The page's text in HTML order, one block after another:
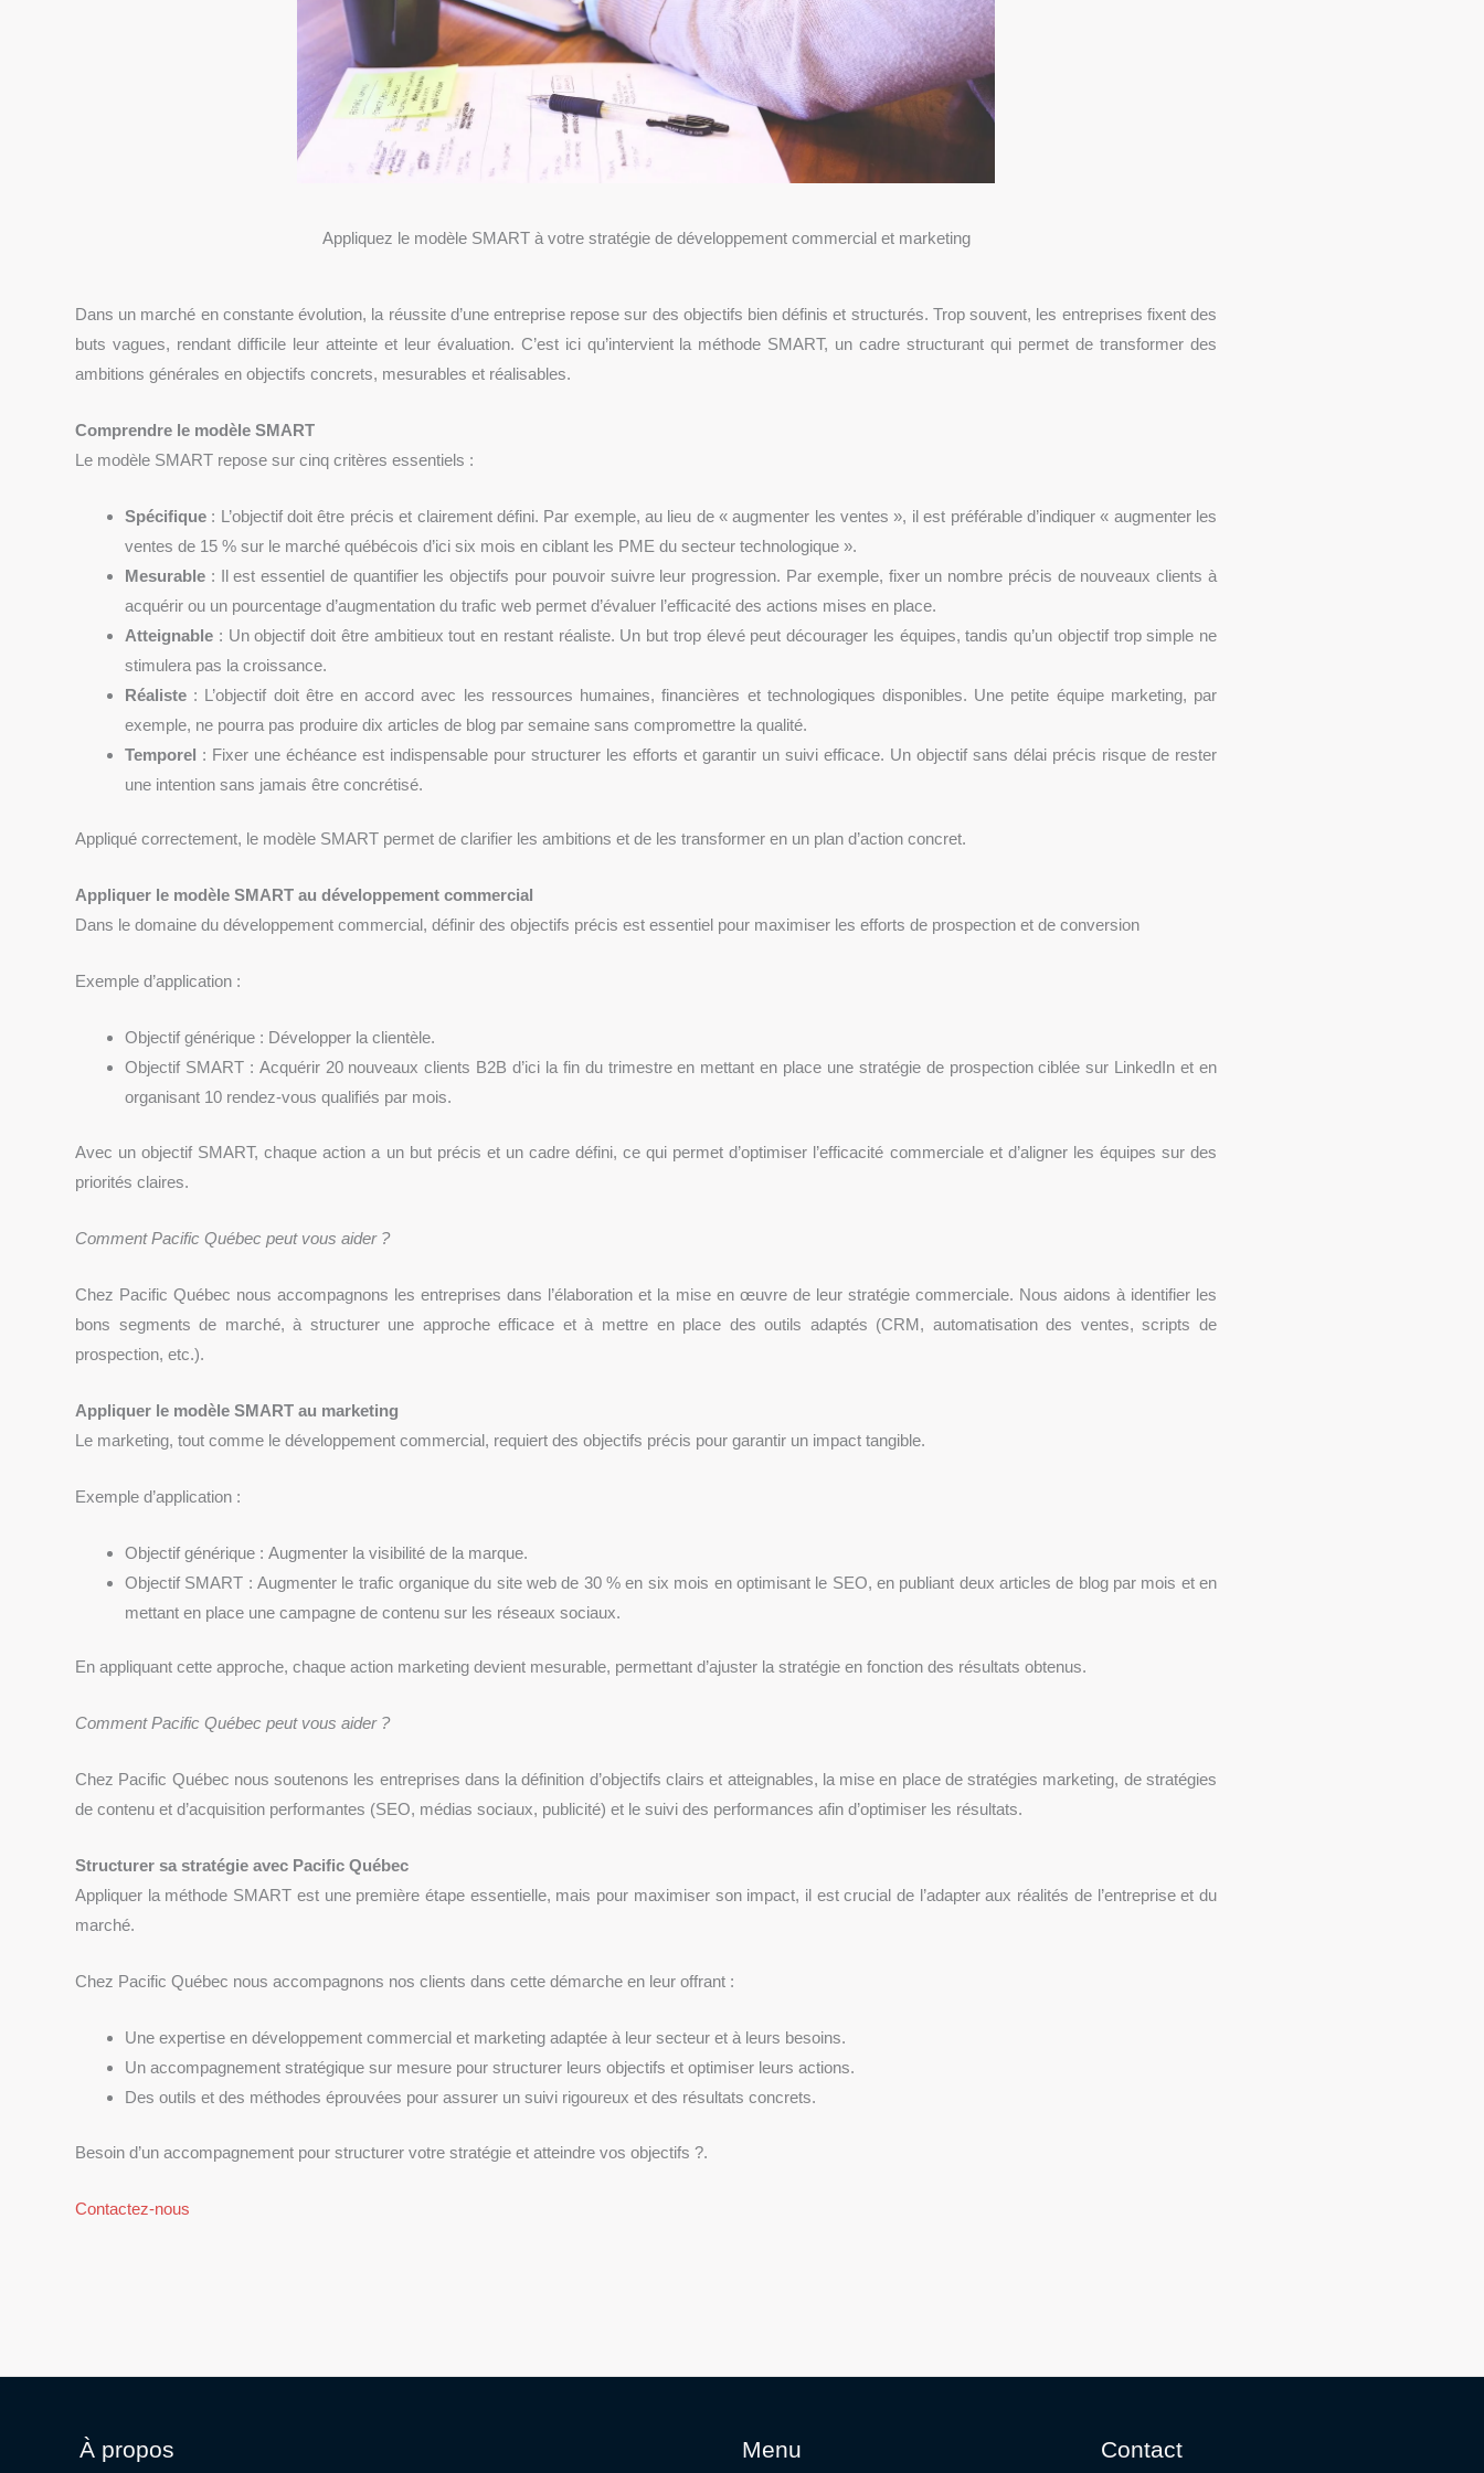
Appliquez le modèle SMART à votre stratégie de développement commercial et marketing
Dans un marché en constante évolution, la réussite d’une entreprise repose sur des objectifs bien définis et structurés. Trop souvent, les entreprises fixent des
buts vagues, rendant difficile leur atteinte et leur évaluation. C’est ici qu’intervient la méthode SMART, un cadre structurant qui permet de transformer des
ambitions générales en objectifs concrets, mesurables et réalisables.
Comprendre le modèle SMART
Le modèle SMART repose sur cinq critères essentiels :
Spécifique : L’objectif doit être précis et clairement défini. Par exemple, au lieu de « augmenter les ventes », il est préférable d’indiquer « augmenter les
ventes de 15 % sur le marché québécois d’ici six mois en ciblant les PME du secteur technologique ».
Mesurable : Il est essentiel de quantifier les objectifs pour pouvoir suivre leur progression. Par exemple, fixer un nombre précis de nouveaux clients à
acquérir ou un pourcentage d’augmentation du trafic web permet d’évaluer l’efficacité des actions mises en place.
Atteignable : Un objectif doit être ambitieux tout en restant réaliste. Un but trop élevé peut décourager les équipes, tandis qu’un objectif trop simple ne
stimulera pas la croissance.
Réaliste : L’objectif doit être en accord avec les ressources humaines, financières et technologiques disponibles. Une petite équipe marketing, par
exemple, ne pourra pas produire dix articles de blog par semaine sans compromettre la qualité.
Temporel : Fixer une échéance est indispensable pour structurer les efforts et garantir un suivi efficace. Un objectif sans délai précis risque de rester
une intention sans jamais être concrétisé.
Appliqué correctement, le modèle SMART permet de clarifier les ambitions et de les transformer en un plan d’action concret.
Appliquer le modèle SMART au développement commercial
Dans le domaine du développement commercial, définir des objectifs précis est essentiel pour maximiser les efforts de prospection et de conversion
Exemple d’application :
Objectif générique : Développer la clientèle.
Objectif SMART : Acquérir 20 nouveaux clients B2B d’ici la fin du trimestre en mettant en place une stratégie de prospection ciblée sur LinkedIn et en
organisant 10 rendez-vous qualifiés par mois.
Avec un objectif SMART, chaque action a un but précis et un cadre défini, ce qui permet d’optimiser l’efficacité commerciale et d’aligner les équipes sur des
priorités claires.
Comment Pacific Québec peut vous aider ?
Chez Pacific Québec nous accompagnons les entreprises dans l’élaboration et la mise en œuvre de leur stratégie commerciale. Nous aidons à identifier les
bons segments de marché, à structurer une approche efficace et à mettre en place des outils adaptés (CRM, automatisation des ventes, scripts de
prospection, etc.).
Appliquer le modèle SMART au marketing
Le marketing, tout comme le développement commercial, requiert des objectifs précis pour garantir un impact tangible.
Exemple d’application :
Objectif générique : Augmenter la visibilité de la marque.
Objectif SMART : Augmenter le trafic organique du site web de 30 % en six mois en optimisant le SEO, en publiant deux articles de blog par mois et en
mettant en place une campagne de contenu sur les réseaux sociaux.
En appliquant cette approche, chaque action marketing devient mesurable, permettant d’ajuster la stratégie en fonction des résultats obtenus.
Comment Pacific Québec peut vous aider ?
Chez Pacific Québec nous soutenons les entreprises dans la définition d’objectifs clairs et atteignables, la mise en place de stratégies marketing, de stratégies
de contenu et d’acquisition performantes (SEO, médias sociaux, publicité) et le suivi des performances afin d’optimiser les résultats.
Structurer sa stratégie avec Pacific Québec
Appliquer la méthode SMART est une première étape essentielle, mais pour maximiser son impact, il est crucial de l’adapter aux réalités de l’entreprise et du
marché.
Chez Pacific Québec nous accompagnons nos clients dans cette démarche en leur offrant :
Une expertise en développement commercial et marketing adaptée à leur secteur et à leurs besoins.
Un accompagnement stratégique sur mesure pour structurer leurs objectifs et optimiser leurs actions.
Des outils et des méthodes éprouvées pour assurer un suivi rigoureux et des résultats concrets.
Besoin d’un accompagnement pour structurer votre stratégie et atteindre vos objectifs ?.
Contactez-nous
À propos Menu Contact